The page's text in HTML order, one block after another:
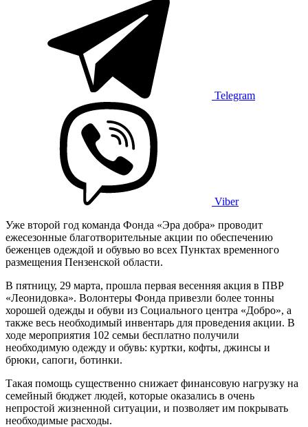
Telegram
Viber
Уже второй год команда Фонда «Эра добра» проводит
ежесезонные благотворительные акции по обеспечению
беженцев одеждой и обувью во всех Пунктах временного
размещения Пензенской области.
В пятницу, 29 марта, прошла первая весенняя акция в ПВР
«Леонидовка». Волонтеры Фонда привезли более тонны
хорошей одежды и обуви из Социального центра «Добро», а
также весь необходимый инвентарь для проведения акции. В
ходе мероприятия 102 семьи бесплатно получили
необходимую одежду и обувь: куртки, кофты, джинсы и
брюки, сапоги, ботинки.
Такая помощь существенно снижает финансовую нагрузку на
семейный бюджет людей, которые оказались в очень
непростой жизненной ситуации, и позволяет им покрывать
необходимые расходы.